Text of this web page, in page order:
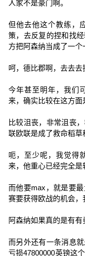
人家不是豪门啊。
但他去他这个教练，
策，去反复的捏和找
方把阿森纳当成了一个
呵，德比郡啊，去去去
今年甚至明年，我们
来，确实比较在这方面
比较沮丧，非常沮丧
联欧联是成了救命稻草
呃，至少呢，我觉得
来，他重心已经完全是
而他要max，就是要
赛要获得欧战的机会，
阿森纳如果真的是有有
而另外还有一条消息
亏损47800000英镑这